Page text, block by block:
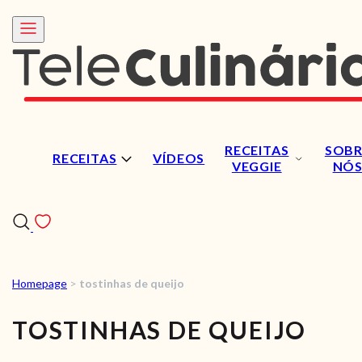
RECEITAS VÍDEOS
RECEITAS
VEGGIE
NÓS
RECEITAS
VÍDEOS
Homepage > tostinhas de queijo
TOSTINHAS DE QUEIJO